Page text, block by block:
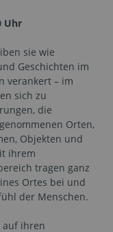
Uhr
sie wie
Geschichten im
verankert – im
sich zu
die
Orten,
Objekten und
ihrem
tragen ganz
Ortes bei und
der Menschen.
auf ihren